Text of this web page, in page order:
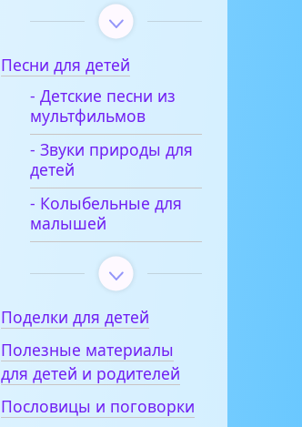
Песни для детей
- Детские песни из
мультфильмов
- Звуки природы для
детей
- Колыбельные для
малышей
Поделки для детей
Полезные материалы
для детей и родителей
Пословицы и поговорки